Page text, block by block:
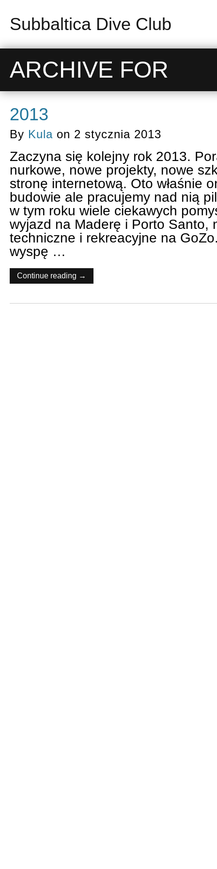
Subbaltica Dive Club
ARCHIVE FOR
2013
By Kula on 2 stycznia 2013
Zaczyna się kolejny rok 2013.
nurkowe, nowe projekty, nowe
stronę internetową. Oto właśnie
budowie ale pracujemy nad nią
w tym roku wiele ciekawych
wyjazd na Maderę i Porto Santo,
techniczne i rekreacyjne na
wyspę …
Continue reading →